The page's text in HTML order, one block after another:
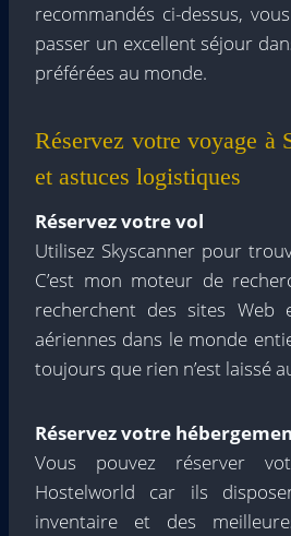
recommandés ci-dessus,
passer un excellent séjour
préférées au monde.
Réservez votre voyage à
et astuces logistiques
Réservez votre vol
Utilisez Skyscanner pour
C’est mon moteur de
recherchent des sites Web
aériennes dans le monde
toujours que rien n’est laissé
Réservez votre
Vous pouvez réserver
Hostelworld car ils
inventaire et des